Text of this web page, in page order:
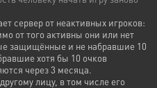
сервер от неактивных игроков:
от того активны они или нет
защищённые и не набравшие 10
хотя бы 10 очков
через 3 месяца.
лицу, в том числе его